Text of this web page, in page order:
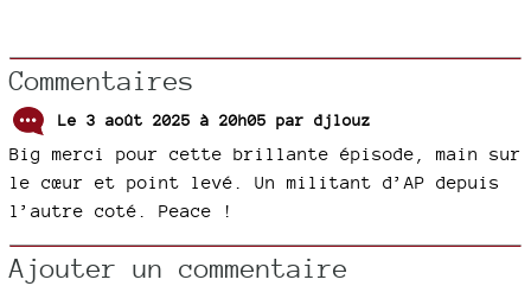
Commentaires
Le 3 août 2025 à 20h05 par djlouz
Big merci pour cette brillante épisode, main sur
le cœur et point levé. Un militant d’AP depuis
l’autre coté. Peace !
Ajouter un commentaire